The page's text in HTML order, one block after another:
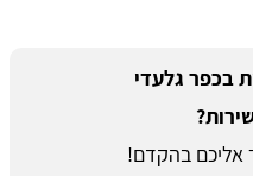
בכפר גלעדי
אליכם בהקדם!